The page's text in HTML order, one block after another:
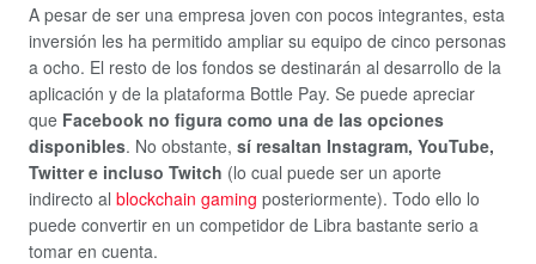
A pesar de ser una empresa joven con pocos integrantes, esta
inversión les ha permitido ampliar su equipo de cinco personas
a ocho. El resto de los fondos se destinarán al desarrollo de la
aplicación y de la plataforma Bottle Pay. Se puede apreciar
que Facebook no figura como una de las opciones
disponibles. No obstante, sí resaltan Instagram, YouTube,
Twitter e incluso Twitch (lo cual puede ser un aporte
indirecto al blockchain gaming posteriormente). Todo ello lo
puede convertir en un competidor de Libra bastante serio a
tomar en cuenta.